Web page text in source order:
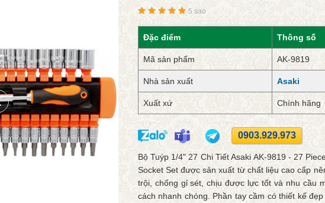
5 sao
Đặc điểm Thông số
Mã sản phẩm AK-9819
Nhà sản xuất Asaki
Xuất xứ Chính hãng
0903.929.973
Bộ Tuýp 1/4" 27 Chi Tiết Asaki AK-9819 - 27
Socket Set được sản xuất từ chất liệu cao cấp
trội, chống gỉ sét, chịu được lực tốt và nhu cầu
cách nhanh chóng. Phần tay cầm có thiết kế